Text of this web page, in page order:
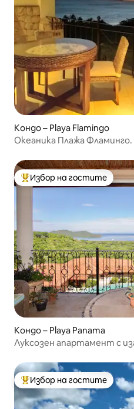
Кондо – Playa Flamingo
Океаника Плажа
Най-популярен избор на
Избор на гостите
Кондо – Playa Panama
Луксозен апартамент с
Най-популярен избор на
Избор на гостите